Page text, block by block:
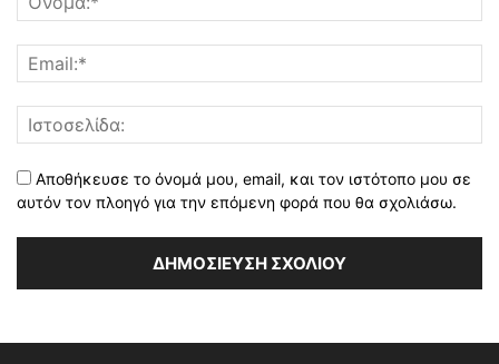
Αποθήκευσε το όνομά μου, email, και τον ιστότοπο μου σε
αυτόν τον πλοηγό για την επόμενη φορά που θα σχολιάσω.